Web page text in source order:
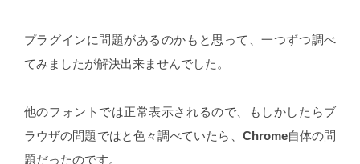
プラグインに問題があるのかもと思って、一つずつ調べ
てみましたが解決出来ませんでした。
他のフォントでは正常表示されるので、もしかしたらブ
ラウザの問題ではと色々調べていたら、 Chrome自体の問
題だったのです。